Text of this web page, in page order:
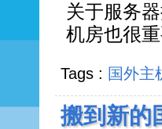
关于服务
机房也很重
Tags : 国外主
搬到新的